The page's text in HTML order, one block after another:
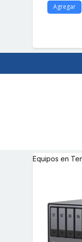
Agregar
Equipos en